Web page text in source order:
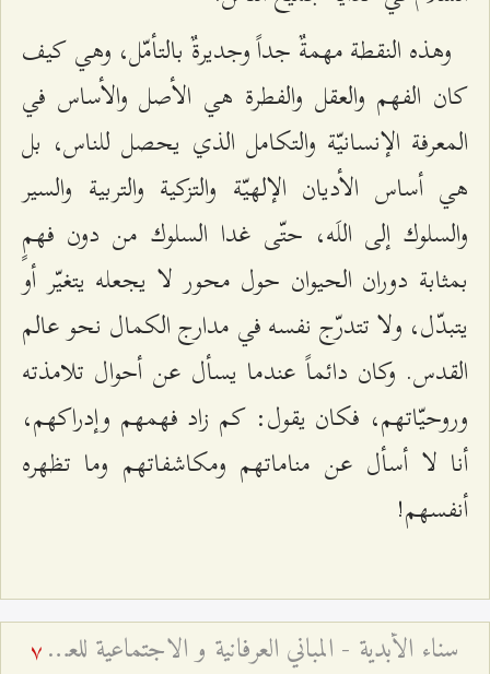
وهذه النقطة مهمةٌ جداً وجديرةٌ بالتأمّل، وهي كيف
كان الفهم والعقل والفطرة هي الأصل والأساس في
المعرفة الإنسانيّة والتكامل الذي يحصل للناس، بل
هي أساس الأديان الإلهيّة والتزكية والتربية والسير
والسلوك إلى اللَه، حتّى غدا السلوك من دون فهمٍ
بمثابة دوران الحيوان حول محور لا يجعله يتغيّر أو
يتبدّل، ولا تتدرّج نفسه في مدارج الكمال نحو عالم
القدس. وكان دائماً عندما يسأل عن أحوال تلامذته
وروحيّاتهم، فكان يقول: كم زاد فهمهم وإدراكهم،
أنا لا أسأل عن مناماتهم ومكاشفاتهم وما تظهره
أنفسهم!
سناء الأبدية - المباني العرفانية و الاجتماعية للعلامة الطهراني 7